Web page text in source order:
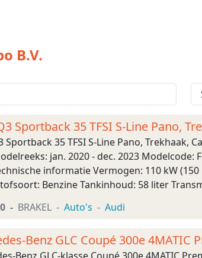
B.V.
Sportback 35 TFSI S-Line Pano,
Sportback 35 TFSI S-Line Pano, Trekhaak,
jan. 2020 - dec. 2023 Modelcode:
informatie Vermogen: 110 kW
Benzine Tankinhoud: 58 liter
BRAKEL Auto's Audi
Benz GLC Coupé 300e